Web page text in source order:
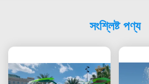
সংশ্লিষ্ট পণ্য